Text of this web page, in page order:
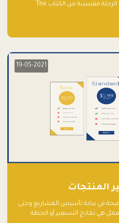
حددنا لكم أهم ٢٥ نقطة في هذه الرحلة مقتبسة من الكتاب The
19-05-2021
المنتجات
في بداية تأسيس المشاريع وحتى
هي نماذج التسعير أو الخطة